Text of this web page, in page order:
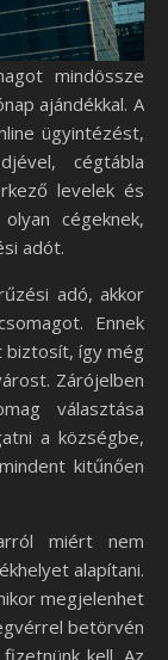
mindössze
ajándékkal. A
ügyintézést,
cégtábla
levelek és
cégeknek,
adót.
adó, akkor
Ennek
biztosít, így még
Zárójelben
választása
a községbe,
kitűnően
miért nem
alapítani.
megjelenhet
betörvén
kell. Az